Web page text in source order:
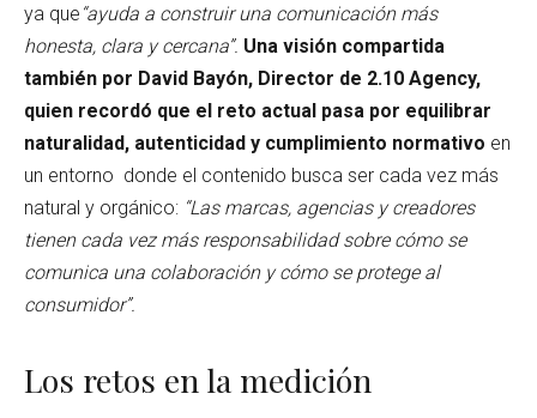
ya que “ayuda a construir una comunicación más
honesta, clara y cercana”. Una visión compartida
también por David Bayón, Director de 2.10 Agency,
quien recordó que el reto actual pasa por equilibrar
naturalidad, autenticidad y cumplimiento normativo en
un entorno donde el contenido busca ser cada vez más
natural y orgánico: “Las marcas, agencias y creadores
tienen cada vez más responsabilidad sobre cómo se
comunica una colaboración y cómo se protege al
consumidor”.
Los retos en la medición